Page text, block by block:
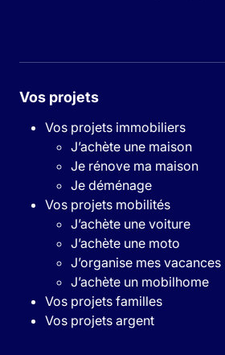
Vos projets
Vos projets immobiliers
J’achète une maison
Je rénove ma maison
Je déménage
Vos projets mobilités
J’achète une voiture
J’achète une moto
J’organise mes vacances
J’achète un mobilhome
Vos projets familles
Vos projets argent